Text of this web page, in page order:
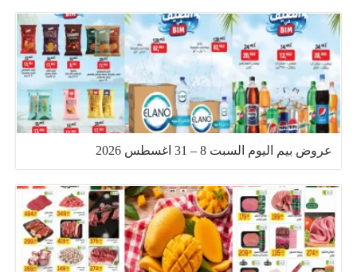
عروض بيم اليوم السبت 8 – 31 اغسطس 2026